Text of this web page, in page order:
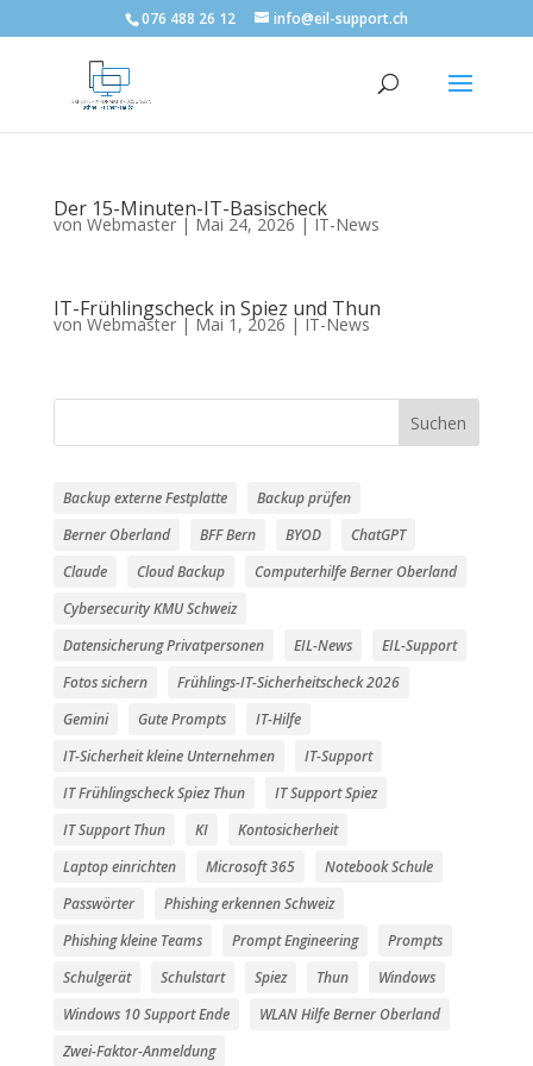
076 488 26 12 info@eil-support.ch
Der 15-Minuten-IT-Basischeck
von Webmaster| Mai 24, 2026 | IT-News
IT-Frühlingscheck in Spiez und Thun
von Webmaster| Mai 1, 2026 | IT-News
Suchen
Backup externe Festplatte
Backup prüfen
Berner Oberland
BFF Bern BYOD
ChatGPT
Claude
Cloud Backup
Computerhilfe Berner Oberland
Cybersecurity KMU Schweiz
Datensicherung Privatpersonen
EIL-News
EIL-Support
Fotos sichern
Frühlings-IT-Sicherheitscheck 2026
Gemini
Gute Prompts
IT-Hilfe
IT-Sicherheit kleine Unternehmen
IT-Support
IT Frühlingscheck Spiez Thun
IT Support Spiez
IT Support Thun
KI
Kontosicherheit
Laptop einrichten
Microsoft 365
Notebook Schule
Passwörter
Phishing erkennen Schweiz
Phishing kleine Teams
Prompt Engineering
Prompts
Schulgerät
Schulstart Spiez Thun
Windows
Windows 10 Support Ende
WLAN Hilfe Berner Oberland
Zwei-Faktor-Anmeldung